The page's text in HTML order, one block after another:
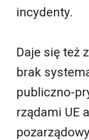
incydenty.
Daje się też
brak
publiczno-
rządami UE